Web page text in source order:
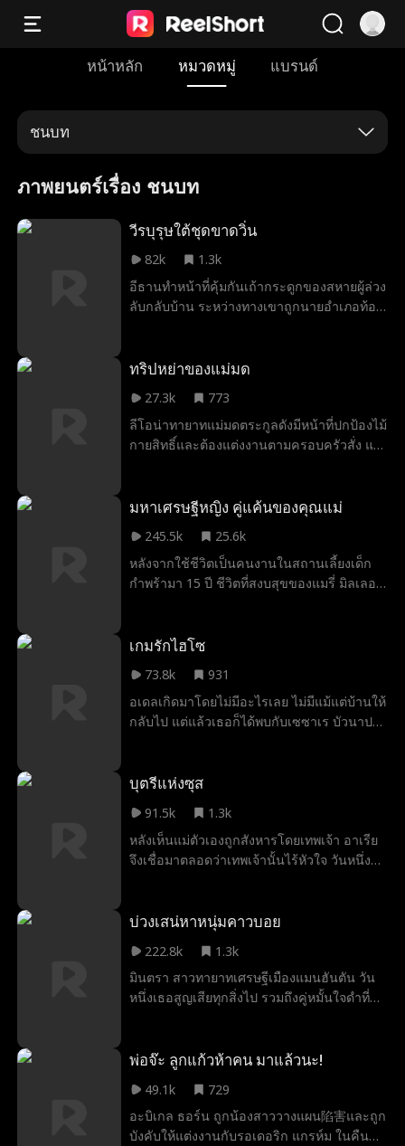
หน้าหลัก หมวดหมู่ แบรนด์
ชนบท
ภาพยนตร์เรื่อง ชนบท
วีรบุรุษใต้ชุดขาดวิ่น
82k
1.3k
อีธานทำหน้าที่คุ้มกันเถ้ากระดูกของสหายผู้ล่วง
ลับกลับบ้าน ระหว่างทางเขาถูกนายอำเภอท้อง
เขาถูกดูหมิ่นและทรมาน แต่ยังอดทนเพื่อ
ล่วงเกินถึงขั้นลบหลู่เถ้ากระดูก สถานการณ์
กำลังเลวร้ายลง ทันใดนั้น อดีตผู้ใต้บังคับบัญชา
จากกองทัพของเขา ซึ่งปัจจุบันเป็นผู้อำนวยการ
ทริปหย่าของแม่มด
27.3k
773
ลีโอน่าทายาทแม่มดตระกูลดังมีหน้าที่ปกป้องไม้
กายสิทธิ์และต้องแต่งงานตามครอบครัวสั่ง แต่
ต้องร่วมเดินทางไปกับเขาเพื่อร่ายมนตร์หย่า
ค่อยๆ ทลายลง
มหาเศรษฐีหญิง คู่แค้นของคุณแม่
245.5k
25.6k
หลังจากใช้ชีวิตเป็นคนงานในสถานเลี้ยงเด็ก
กำพร้ามา 15 ปี ชีวิตที่สงบสุขของแมรี่ มิลเลอร์
บุญธรรมคนเล็กพยายามช่วยชีวิตเธอด้วยการ
วิลเลียมกลับเผยธาตุแท้ที่โหดร้ายออกมา เมื่อ
แมรี่ฟื้นขึ้นมาและอ้างว่าเธอคือซีอีโอใน
ตำนานของ Phoenix Group เธอก็ต้องเผชิญ
ผิดพลาดครั้งใหญ่ เพราะอาณาจักรอันกว้าง
ครอบครัวของเธอ พร้อมกับให้รางวัลแก่ลูกสาว
คนเดียวที่รักเธอโดยไม่รู้ตัวตนที่แท้จริงของเธอ
เกมรักไฮโซ
73.8k
931
อเดลเกิดมาโดยไม่มีอะไรเลย ไม่มีแม้แต่บ้านให้
กลับไป แต่แล้วเธอก็ได้พบกับเซซาเร บัวนาปาร์
โอกาสเปลี่ยนชะตาชีวิตของตัวเอง เธอจึง
น้องสาวที่หายสาบสูญไปนานของเขา
บุตรีแห่งซุส
91.5k
1.3k
หลังเห็นแม่ตัวเองถูกสังหารโดยเทพเจ้า อาเรีย
จึงเชื่อมาตลอดว่าเทพเจ้านั้นไร้หัวใจ วันหนึ่ง
ลิมปัส การกระทำนี้ได้นำเธอมาสู่โอลิมปัสและ
และชะตากรรมที่ผูกทั้งสองไว้ตลอดกาล
บ่วงเสน่หาหนุ่มคาวบอย
222.8k
1.3k
มินตรา สาวทายาทเศรษฐีเมืองแมนฮันตัน วัน
หนึ่งเธอสูญเสียทุกสิ่งไป รวมถึงคู่หมั้นใจดำที่
เจอกับคุณอาของแฟนเก่า บุณยวีร์ ฐิติกร หนุ่ม
แสนเร่าร้อน บุณยวีร์หางานให้มินตราเลี้ยงชีพ
พร้อมที่พัก ตอนนี้มินตราเปลี่ยนจากประดับ
ไข่มุกเป็นรองเท้าบูทคาวบอย ขึ้นขี่หลังกระทิง
พ่อจ๊ะ ลูกแก้วห้าคน มาแล้วนะ!
49.1k
729
อะบิเกล ธอร์น ถูกน้องสาววางแผน陷害และถูก
บังคับให้แต่งงานกับรอเดอริก แกรห์ม ในคืน